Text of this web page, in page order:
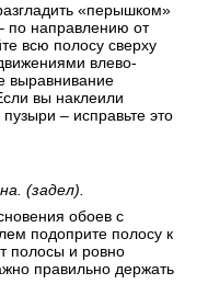
«перышком»
по направлению от
всю полосу сверху
влево-
выравнивание
вы наклеили
– исправьте это
(задел).
обоев с
подоприте полосу к
полосы и ровно
правильно держать